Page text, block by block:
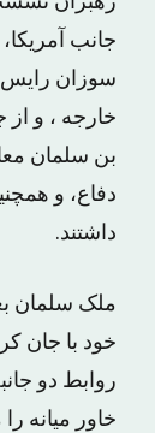
جانب
سوزان رایس
خارجه ، و
بن سلمان
دفاع، و
داشتند.
ملک سلمان
خود با جان
روابط دو
خاور میانه